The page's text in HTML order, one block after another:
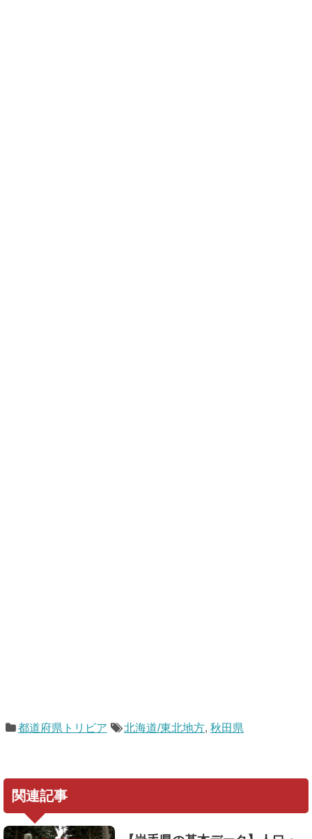
都道府県トリビア 北海道/東北地方,秋田県
関連記事